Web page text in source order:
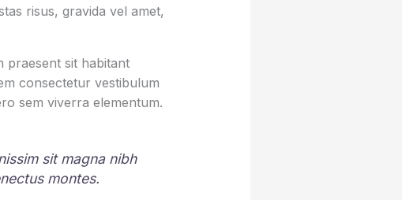
risus, gravida vel amet,
praesent sit habitant
consectetur vestibulum
sem viverra elementum.
sit magna nibh
montes.